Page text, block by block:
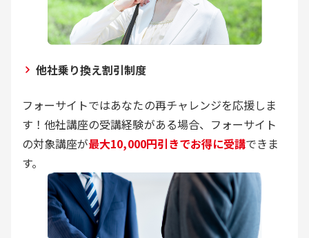
他社乗り換え割引制度
フォーサイトではあなたの再チャレンジを応援しま
す！他社講座の受講経験がある場合、フォーサイト
の対象講座が最大10,000円引きでお得に受講できま
す。